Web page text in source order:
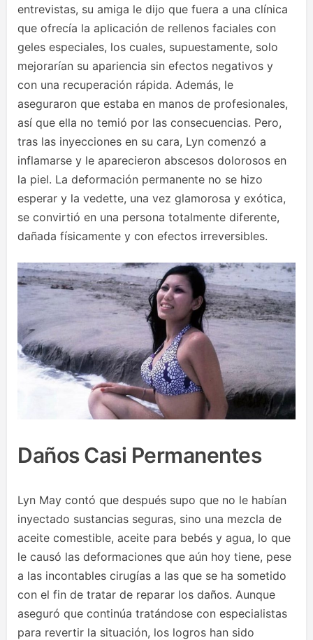
entrevistas, su amiga le dijo que fuera a una clínica
que ofrecía la aplicación de rellenos faciales con
geles especiales, los cuales, supuestamente, solo
mejorarían su apariencia sin efectos negativos y
con una recuperación rápida. Además, le
aseguraron que estaba en manos de profesionales,
así que ella no temió por las consecuencias. Pero,
tras las inyecciones en su cara, Lyn comenzó a
inflamarse y le aparecieron abscesos dolorosos en
la piel. La deformación permanente no se hizo
esperar y la vedette, una vez glamorosa y exótica,
se convirtió en una persona totalmente diferente,
dañada físicamente y con efectos irreversibles.
Daños Casi Permanentes
Lyn May contó que después supo que no le habían
inyectado sustancias seguras, sino una mezcla de
aceite comestible, aceite para bebés y agua, lo que
le causó las deformaciones que aún hoy tiene, pese
a las incontables cirugías a las que se ha sometido
con el fin de tratar de reparar los daños. Aunque
aseguró que continúa tratándose con especialistas
para revertir la situación, los logros han sido